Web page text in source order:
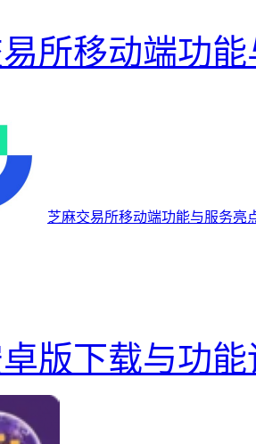
所移动端功
芝麻交易所移动端功能与服务亮
版下载与功能